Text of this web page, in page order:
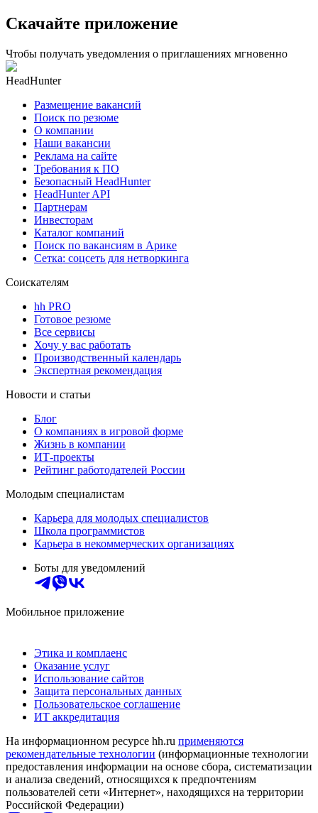
Скачайте приложение
Чтобы получать уведомления о приглашениях мгновенно
HeadHunter
Размещение вакансий
Поиск по резюме
О компании
Наши вакансии
Реклама на сайте
Требования к ПО
Безопасный HeadHunter
HeadHunter API
Партнерам
Инвесторам
Каталог компаний
Поиск по вакансиям в Арике
Сетка: соцсеть для нетворкинга
Соискателям
hh PRO
Готовое резюме
Все сервисы
Хочу у вас работать
Производственный календарь
Экспертная рекомендация
Новости и статьи
Блог
О компаниях в игровой форме
Жизнь в компании
ИТ-проекты
Рейтинг работодателей России
Молодым специалистам
Карьера для молодых специалистов
Школа программистов
Карьера в некоммерческих организациях
Боты для уведомлений
Мобильное приложение
Этика и комплаенс
Оказание услуг
Использование сайтов
Защита персональных данных
Пользовательское соглашение
ИТ аккредитация
На информационном ресурсе hh.ru применяются
рекомендательные технологии (информационные технологии
предоставления информации на основе сбора, систематизации
и анализа сведений, относящихся к предпочтениям
пользователей сети «Интернет», находящихся на территории
Российской Федерации)